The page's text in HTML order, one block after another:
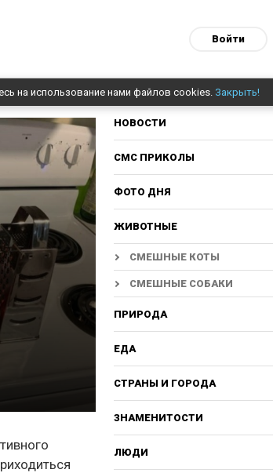
Войти
на использование нами файлов cookies. Закрыть!
НОВОСТИ
СМС ПРИКОЛЫ
ФОТО ДНЯ
ЖИВОТНЫЕ
СМЕШНЫЕ КОТЫ
СМЕШНЫЕ СОБАКИ
ПРИРОДА
ЕДА
СТРАНЫ И ГОРОДА
ЗНАМЕНИТОСТИ
ЛЮДИ